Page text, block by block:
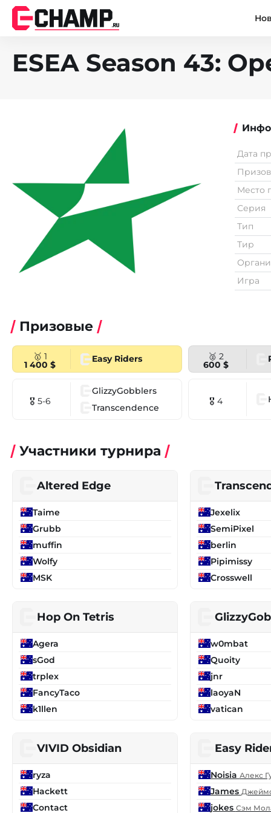
ESEA Season 43:
Дата
Место
Серия
Тип
Тир
Игра
Призовые
🥇 1
1 400 $
Easy Riders 🥈 2
600 $
🎖 5-6
GlizzyGobblers
Transcendence
🎖 4
Участники турнира
Altered Edge
Taime
Grubb
muffin
Wolfy
MSK
Jexelix
SemiPixel
berlin
Pipimissy
Crosswell
Hop On Tetris
Agera
sGod
trplex
FancyTaco
k1llen
w0mbat
Quoity
jnr
laoyaN
vatican
VIVID Obsidian
ryza
Hackett
Contact
Easy
Noisia Алекс
James
jokes Сэм